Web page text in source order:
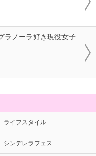
ラノーラ好き現役女子
ライフスタイル
シンデレラフェス